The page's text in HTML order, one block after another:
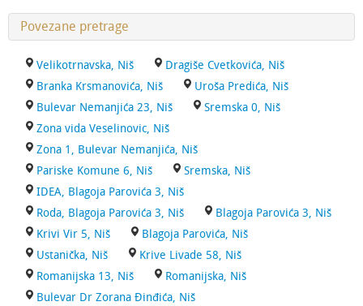
Povezane pretrage
Velikotrnavska, Niš
Dragiše Cvetkovića, Niš
Branka Krsmanovića, Niš
Uroša Predića, Niš
Bulevar Nemanjića 23, Niš
Sremska 0, Niš
Zona vida Veselinovic, Niš
Zona 1, Bulevar Nemanjića, Niš
Pariske Komune 6, Niš
Sremska, Niš
IDEA, Blagoja Parovića 3, Niš
Roda, Blagoja Parovića 3, Niš
Blagoja Parovića 3, Niš
Krivi Vir 5, Niš
Blagoja Parovića, Niš
Ustanička, Niš
Krive Livade 58, Niš
Romanijska 13, Niš
Romanijska, Niš
Bulevar Dr Zorana Đinđića, Niš